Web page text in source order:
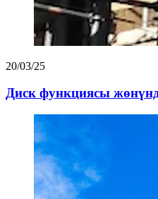
20/03/25
Диск функциясы